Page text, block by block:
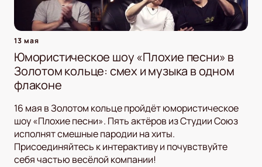
13 мая
Юмористическое шоу «Плохие песни» в
Золотом кольце: смех и музыка в одном
флаконе
16 мая в Золотом кольце пройдёт юмористическое
шоу «Плохие песни». Пять актёров из Студии Союз
исполнят смешные пародии на хиты.
Присоединяйтесь к интерактиву и почувствуйте
себя частью весёлой компании!